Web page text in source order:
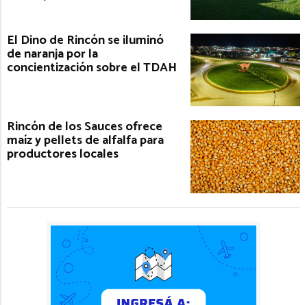
El Dino de Rincón se iluminó
de naranja por la
concientización sobre el TDAH
Rincón de los Sauces ofrece
maíz y pellets de alfalfa para
productores locales